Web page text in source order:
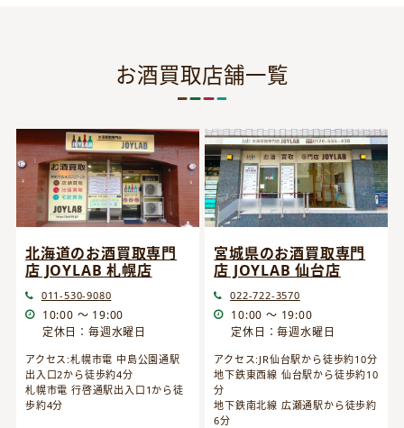
お酒買取店舗一覧
北海道のお酒買取専門
店 JOYLAB 札幌店
011-530-9080
10:00 ～ 19:00
定休日：毎週水曜日
アクセス:札幌市電 中島公園通駅
出入口2から徒歩約4分
札幌市電 行啓通駅出入口1から徒
歩約4分
宮城県のお酒買取専門
店 JOYLAB 仙台店
022-722-3570
10:00 ～ 19:00
定休日：毎週水曜日
アクセス:JR仙台駅から徒歩約10分
地下鉄東西線 仙台駅から徒歩約10
分
地下鉄南北線 広瀬通駅から徒歩約
6分